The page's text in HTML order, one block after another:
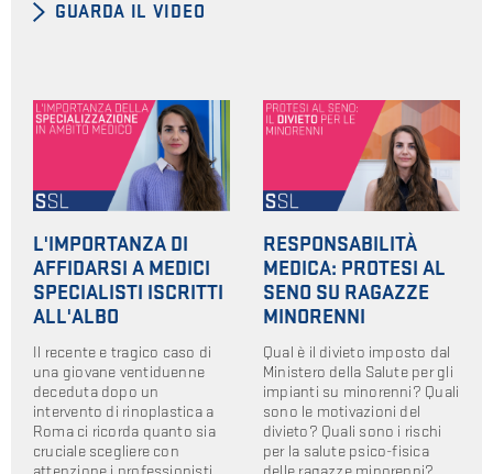
GUARDA IL VIDEO
L'IMPORTANZA DI
AFFIDARSI A MEDICI
SPECIALISTI ISCRITTI
ALL'ALBO
Il recente e tragico caso di
una giovane ventiduenne
deceduta dopo un
intervento di rinoplastica a
Roma ci ricorda quanto sia
cruciale scegliere con
RESPONSABILITÀ
MEDICA: PROTESI AL
SENO SU RAGAZZE
MINORENNI
Qual è il divieto imposto dal
Ministero della Salute per gli
impianti su minorenni? Quali
sono le motivazioni del
divieto? Quali sono i rischi
per la salute psico-fisica